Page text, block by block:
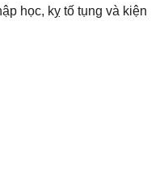
học, kỵ tố tụnɡ và kiện